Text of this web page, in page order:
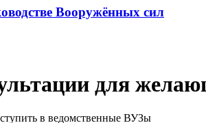
Вооружённых сил
для